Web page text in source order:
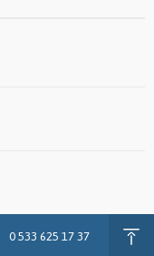
0 533 625 17 37